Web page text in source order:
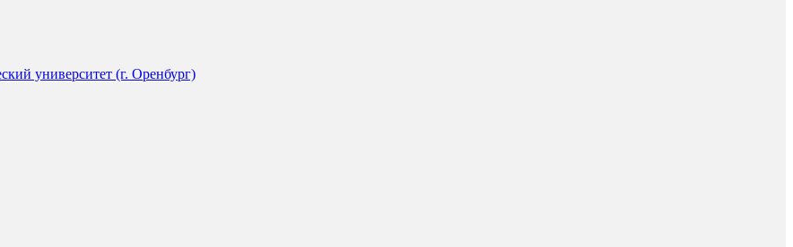
университет (г. Оренбург)